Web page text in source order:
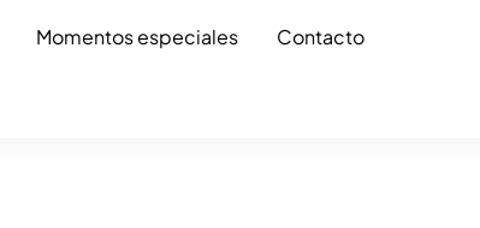
Momentos especiales Contacto